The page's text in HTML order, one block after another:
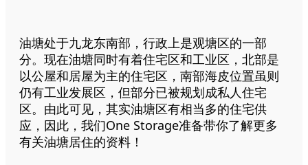
油塘处于九龙东南部，行政上是观塘区的一部
分。现在油塘同时有着住宅区和工业区，北部是
以公屋和居屋为主的住宅区，南部海皮位置虽则
仍有工业发展区，但部分已被规划成私人住宅
区。由此可见，其实油塘区有相当多的住宅供
应，因此，我们One Storage准备带你了解更多
有关油塘居住的资料！